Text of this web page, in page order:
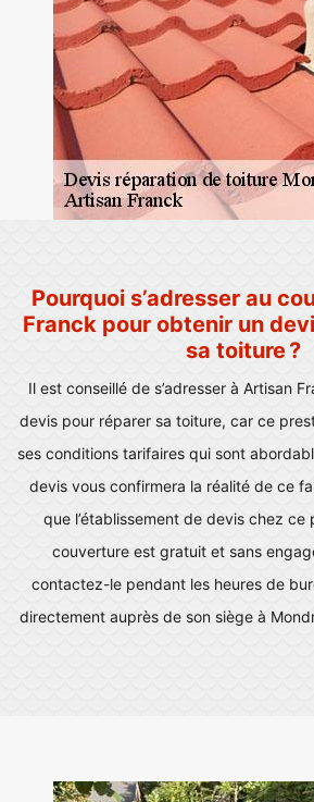
Pourquoi s’adresser au
Franck pour obtenir un
sa toiture ?
Il est conseillé de s’adresser à Artisan
devis pour réparer sa toiture, car ce
ses conditions tarifaires qui sont
devis vous confirmera la réalité de ce
que l’établissement de devis chez ce
couverture est gratuit et sans
contactez-le pendant les heures de
directement auprès de son siège à